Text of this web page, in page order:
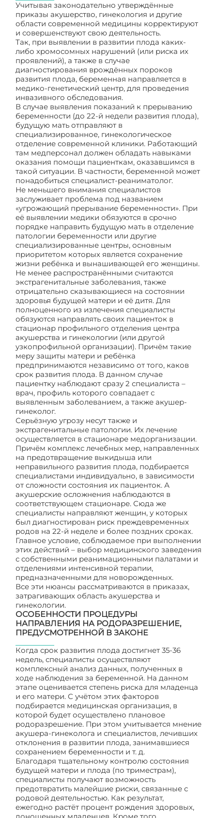
Учитывая законодательно утверждённые
приказы акушерство, гинекология и другие
области современной медицины корректируют
и совершенствуют свою деятельность.
Так, при выявлении в развитии плода каких-
либо хромосомных нарушений (или риска их
проявлений), а также в случае
диагностирования врождённых пороков
развития плода, беременная направляется в
медико-генетический центр, для проведения
инвазивного обследования.
В случае выявления показаний к прерыванию
беременности (до 22-й недели развития плода),
будущую мать отправляют в
специализированное, гинекологическое
отделение современной клиники. Работающий
там медперсонал должен обладать навыками
оказания помощи пациенткам, оказавшимся в
такой ситуации. В частности, беременной может
понадобиться специалист-реаниматолог.
Не меньшего внимания специалистов
заслуживает проблема под названием
«угрожающий прерывание беременности». При
её выявлении медики обязуются в срочно
порядке направить будущую мать в отделение
патологии беременности или другие
специализированные центры, основным
приоритетом которых является сохранение
жизни ребёнка и вынашивающей его женщины.
Не менее распространёнными считаются
экстрагенитальные заболевания, также
отрицательно сказывающиеся на состоянии
здоровья будущей матери и её дитя. Для
полноценного из излечения специалисты
обязуются направлять своих пациенток в
стационар профильного отделения центра
акушерства и гинекологии (или другой
узкопрофильной организации). Причём такие
меру защиты матери и ребёнка
предпринимаются независимо от того, каков
срок развития плода. В данном случае
пациентку наблюдают сразу 2 специалиста –
врач, профиль которого совпадает с
выявленным заболеванием, а также акушер-
гинеколог.
Серьёзную угрозу несут также и
экстрагенитальные патологии. Их лечение
осуществляется в стационаре медорганизации.
Причём комплекс лечебных мер, направленных
на предотвращение выкидыша или
неправильного развития плода, подбирается
специалистами индивидуально, в зависимости
от сложности состояния их пациенток. А
акушерские осложнения наблюдаются в
соответствующем стационаре. Сюда же
специалисты направляют женщин, у которых
был диагностирован риск преждевременных
родов на 22-й неделе и более поздних сроках.
Главное условие, соблюдаемое при выполнении
этих действий – выбор медицинского заведения
с собственными реанимационными палатами и
отделениями интенсивной терапии,
предназначенными для новорожденных.
Все эти нюансы рассматриваются в приказах,
затрагивающих область акушерства и
гинекологии.
ОСОБЕННОСТИ ПРОЦЕДУРЫ
НАПРАВЛЕНИЯ НА РОДОРАЗРЕШЕНИЕ,
ПРЕДУСМОТРЕННОЙ В ЗАКОНЕ
Когда срок развития плода достигнет 35-36
недель, специалисты осуществляют
комплексный анализ данных, полученных в
ходе наблюдения за беременной. На данном
этапе оценивается степень риска для младенца
и его матери. С учётом этих факторов
подбирается медицинская организация, в
которой будет осуществлено плановое
родоразрешение. При этом учитывается мнение
акушера-гинеколога и специалистов, лечивших
отклонения в развитии плода, занимавшиеся
сохранением беременности и т. д.
Благодаря тщательному контролю состояния
будущей матери и плода (по триместрам),
специалисты получают возможность
предотвратить малейшие риски, связанные с
родовой деятельностью. Как результат,
ежегодно растёт процент рождения здоровых,